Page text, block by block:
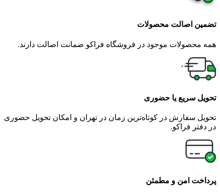
تضمین اصالت محصولات
همه محصولات موجود در فروشگاه فراکو ضمانت اصالت دارند.
تحویل سریع یا حضوری
تحویل سفارش در کوتاه‌ترین زمان در تهران و امکان تحویل حضوری
در دفتر فراکو.
پرداخت امن و مطمئن